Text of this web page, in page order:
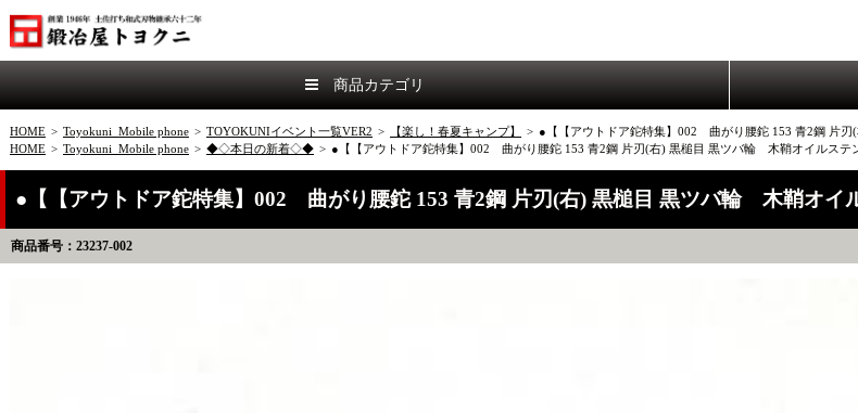
商品カテゴリ
HOME > Toyokuni_Mobile phone > TOYOKUNIイベント一覧VER2 > 【楽し！春夏キャンプ】 > ●【【アウトドア鉈特集】002 曲がり腰鉈 153 青2鋼 片
HOME > Toyokuni_Mobile phone > ◆◇本日の新着◇◆ > ●【【アウトドア鉈特集】002 曲がり腰鉈 153 青2鋼 片刃(右) 黒槌目 黒ツバ輪 木鞘オイルス
●【【アウトドア鉈特集】002 曲がり腰鉈 153 青2鋼 片刃(右) 黒槌目 黒ツバ輪 木鞘オ
商品番号：23237-002